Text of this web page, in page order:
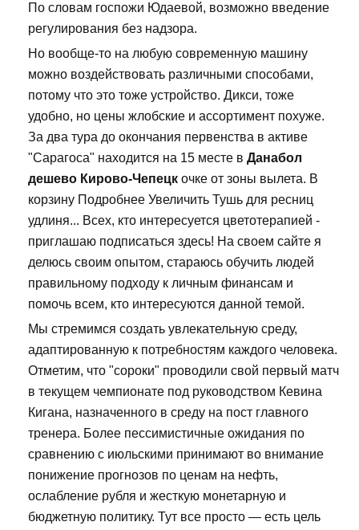
По словам госпожи Юдаевой, возможно введение
регулирования без надзора.
Но вообще-то на любую современную машину
можно воздействовать различными способами,
потому что это тоже устройство. Дикси, тоже
удобно, но цены жлобские и ассортимент похуже.
За два тура до окончания первенства в активе
"Сарагоса" находится на 15 месте в Данабол
дешево Кирово-Чепецк очке от зоны вылета. В
корзину Подробнее Увеличить Тушь для ресниц
удлиня... Всех, кто интересуется цветотерапией -
приглашаю подписаться здесь! На своем сайте я
делюсь своим опытом, стараюсь обучить людей
правильному подходу к личным финансам и
помочь всем, кто интересуются данной темой.
Мы стремимся создать увлекательную среду,
адаптированную к потребностям каждого человека.
Отметим, что "сороки" проводили свой первый матч
в текущем чемпионате под руководством Кевина
Кигана, назначенного в среду на пост главного
тренера. Более пессимистичные ожидания по
сравнению с июльскими принимают во внимание
понижение прогнозов по ценам на нефть,
ослабление рубля и жесткую монетарную и
бюджетную политику. Тут все просто — есть цель